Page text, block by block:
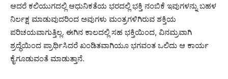
ಆದರೆ ಕಲಿಯುಗದಲ್ಲಿ ಆಧುನಿಕತೆಯ ಭರದಲ್ಲಿ ಭಕ್ತಿ ನಂಬಿಕೆ ಇವುಗಳನ್ನು ಬಹಳ
ನಿರ್ಲಕ್ಷ ಮಾಡುವುದರಿಂದ ಅವುಗಳು ಮಂತ್ರಗಳಿಗಿರುವ ಶಕ್ತಿಯ
ಪರಿಚಯವಾಗುತ್ತಿಲ್ಲ. ಈಗಿನ ಕಾಲದಲ್ಲಿ ಸಹ ಭಕ್ತಿಯಿಂದ, ವಿನಮ್ರವಾಗಿ
ಶ್ರದ್ಧೆಯಿಂದ ಪ್ರಾರ್ಥಿಸಿದರೆ ಖಂಡಿತವಾಗಿಯೂ ಭಗವಂತ ಒಲಿದು ಆ ಕಾರ್ಯ
ಕೈಗೂಡುವಂತೆ ಮಾಡುತ್ತಾನೆ.